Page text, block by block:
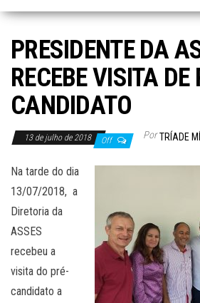
PRESIDENTE DA
RECEBE VISITA DE
CANDIDATO
13 de julho de 2018 Off Por TRÍADE
Na tarde do dia
13/07/2018, a
Diretoria da
ASSES
recebeu a
visita do pré-
candidato a